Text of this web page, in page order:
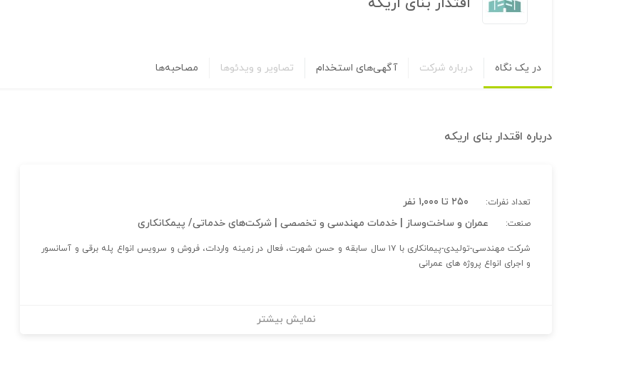
در یک نگاه درباره شرکت آگهی‌های استخدام تصاویر و ویدئوها مصاحبه‌ها
درباره اقتدار بنای اریکه
تعداد نفرات: ۲۵۰ تا ۱,۰۰۰ نفر
صنعت: عمران و ساخت‌وساز | خدمات مهندسی و تخصصی | شرکت‌های خدماتی/ پیمکانکاری
شرکت مهندسی-تولیدی-پیمانکاری با ۱۷ سال سابقه و حسن شهرت، فعال در زمینه واردات، فروش و سرویس انواع پله ‎برقی و آسانسور
و اجرای انواع پروژه های عمرانی
نمایش بیشتر